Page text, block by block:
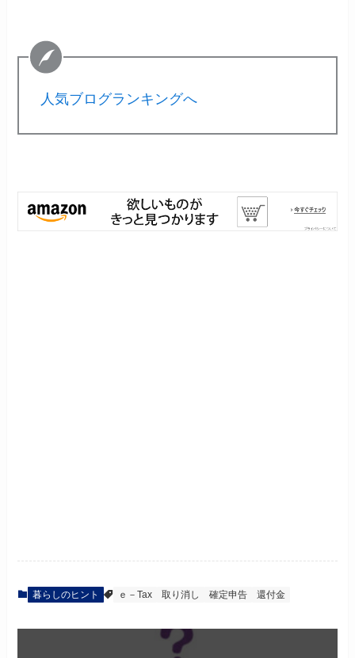
人気ブログランキングへ
暮らしのヒント ｅ－Tax 取り消し 確定申告 還付金